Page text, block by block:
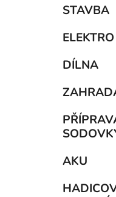
STAVBA
ELEKTRO
DÍLNA
AKU